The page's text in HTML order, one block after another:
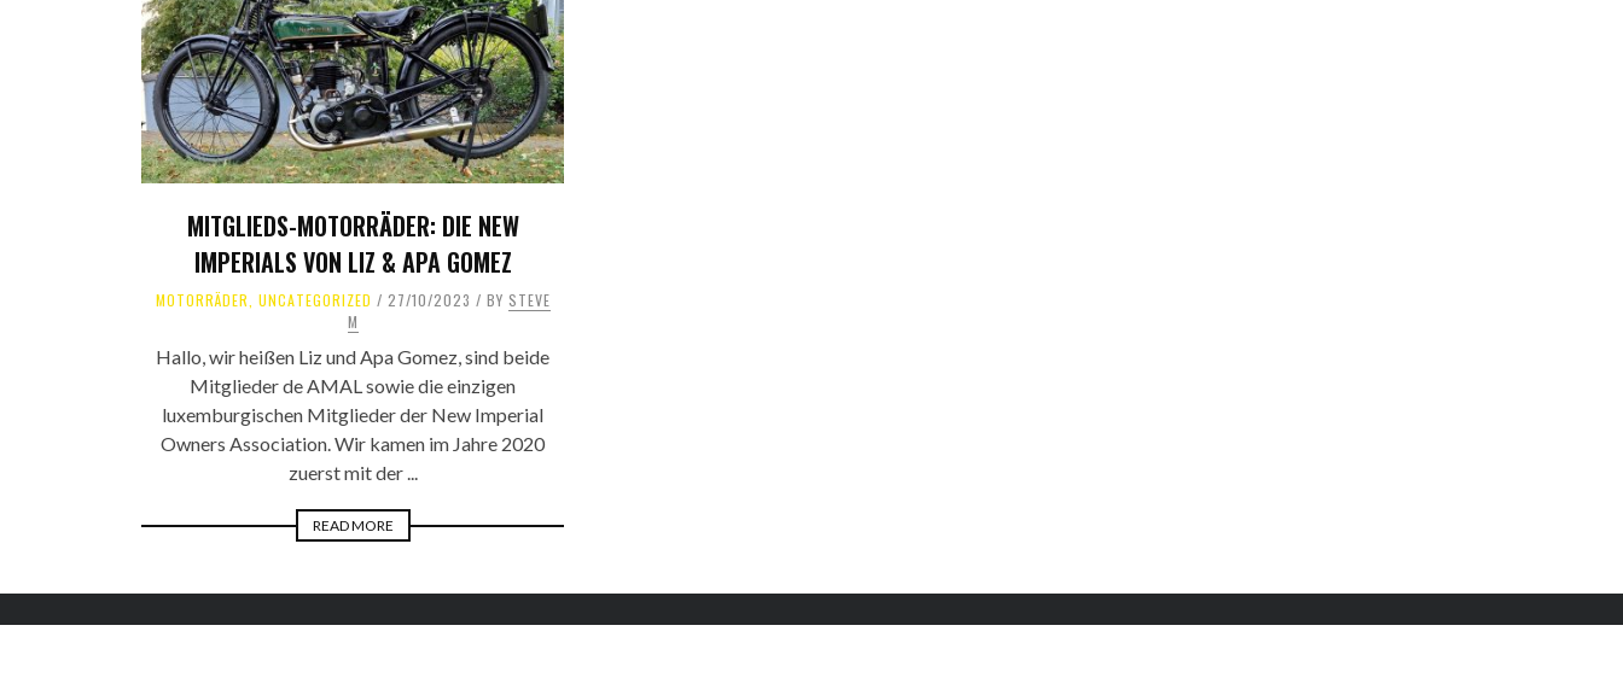
MITGLIEDS-MOTORRÄDER: DIE NEW
IMPERIALS VON LIZ & APA GOMEZ
MOTORRÄDER UNCATEGORIZED 27/10/2023 BY STEVE
M
Hallo, wir heißen Liz und Apa Gomez, sind beide
Mitglieder de AMAL sowie die einzigen
luxemburgischen Mitglieder der New Imperial
Owners Association. Wir kamen im Jahre 2020
zuerst mit der ...
READ MORE